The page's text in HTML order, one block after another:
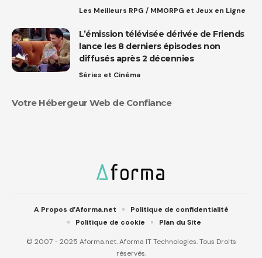
Les Meilleurs RPG / MMORPG et Jeux en Ligne
L’émission télévisée dérivée de Friends
lance les 8 derniers épisodes non
diffusés après 2 décennies
Séries et Cinéma
Votre Hébergeur Web de Confiance
© 2007 - 2025 Aforma.net. Aforma IT Technologies. Tous Droits
réservés.
A Propos d’Aforma.net
Politique de confidentialité
Politique de cookie
Plan du Site